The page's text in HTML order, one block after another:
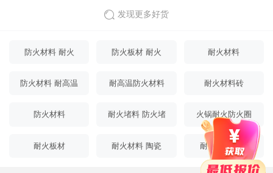
发现更多好货
防火材料 耐火 防火板材 耐火 耐火材料
防火材料 耐高温 耐高温防火材料 耐火材料砖
防火材料 耐火堵料 防火堵 火锅耐火防火圈
耐火板材 耐火材料 陶瓷 耐火保温材料